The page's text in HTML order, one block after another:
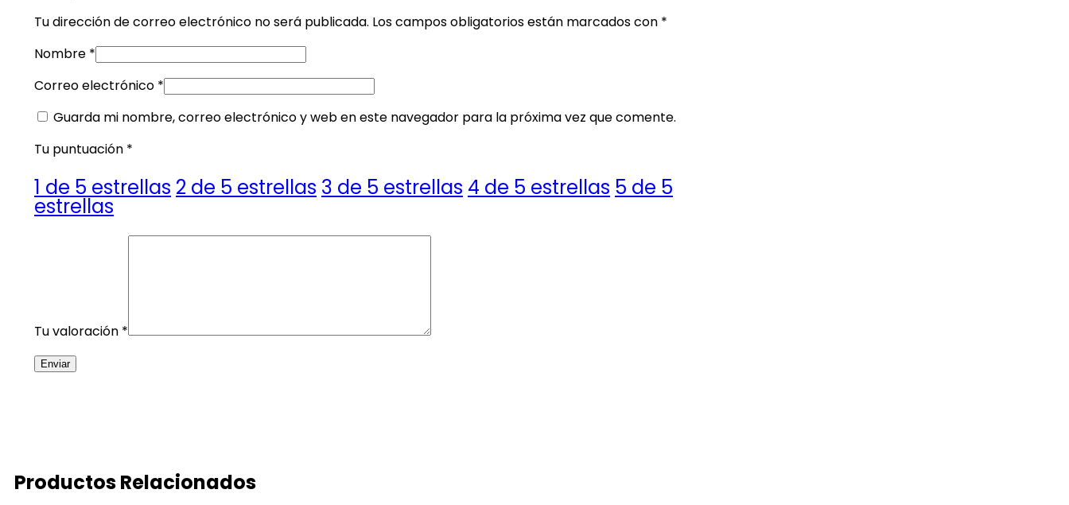
Tu dirección de correo electrónico no será publicada. Los campos obligatorios están marcados con *
Nombre *
Correo electrónico *
Guarda mi nombre, correo electrónico y web en este navegador para la próxima vez que comente.
Tu puntuación *
1 de 5 estrellas 2 de 5 estrellas 3 de 5 estrellas 4 de 5 estrellas 5 de 5
estrellas
Tu valoración *
Productos Relacionados